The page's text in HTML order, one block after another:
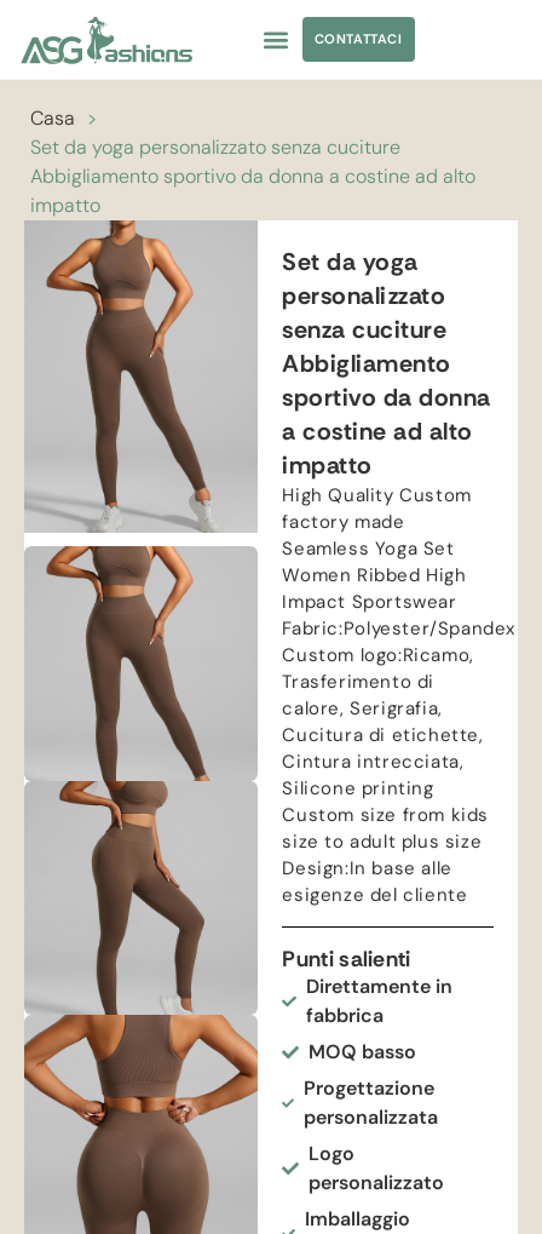
CONTATTACI
Casa >
Set da yoga personalizzato senza cuciture
Abbigliamento sportivo da donna a costine ad alto
impatto
Set da yoga
personalizzato
senza cuciture
Abbigliamento
sportivo da donna
a costine ad alto
impatto
High Quality Custom
factory made
Seamless Yoga Set
Women Ribbed High
Impact Sportswear
Fabric:Polyester/Spandex
Custom logo:Ricamo,
Trasferimento di
calore, Serigrafia,
Cucitura di etichette,
Cintura intrecciata,
Silicone printing
Custom size from kids
size to adult plus size
Design:In base alle
esigenze del cliente
Punti salienti
Direttamente in
fabbrica
MOQ basso
Progettazione
personalizzata
Logo
personalizzato
Imballaggio